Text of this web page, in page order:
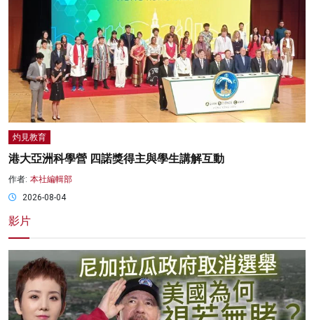
灼見教育
港大亞洲科學營 四諾獎得主與學生講解互動
作者: 本社編輯部
2026-08-04
影片